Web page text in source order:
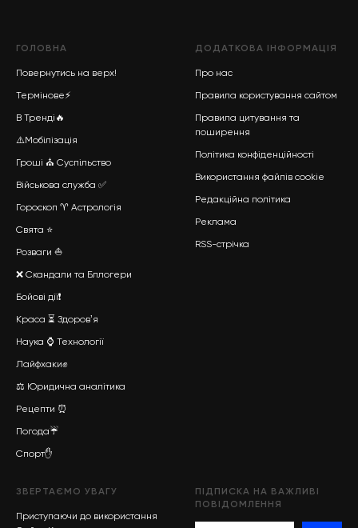
ГОЛОВНА
Повернутись на верх!
Термінове⚡
В Тренді 🔥
⚠️Мобілізація
Гроші ⛪ Суспільство
Військова служба ✅
Гороскоп ♈ Астрологія
Свята ⭐
Розваги ⛵
❌ Скандали та Бллогери
Бойові дії❗
Краса ⏳ Здоровʼя
Наука ⌚ Технології
Лайфхаки✊
⚖️ Юридична аналітика
Рецепти ⏰
Погода☔
Спорт✋
ДОДАТКОВА ІНФОРМАЦІЯ
Про нас
Правила користування сайтом
Правила цитування та
поширення
Політика конфіденційності
Використання файлів cookie
Редакційна політика
Реклама
RSS-стрічка
ЗВЕРТАЄМО УВАГУ
Приступаючи до використання
ПІДПИСКА НА ВАЖЛИВІ
ПОВІДОМЛЕННЯ